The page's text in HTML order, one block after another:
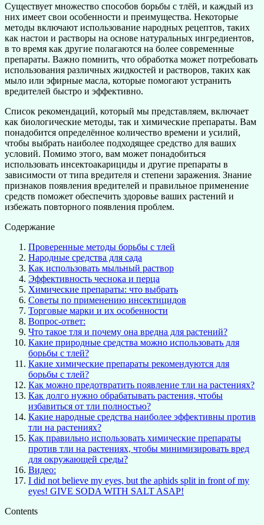
Существует множество способов борьбы с тлёй, и каждый из
них имеет свои особенности и преимущества. Некоторые
методы включают использование народных рецептов, таких
как настои и растворы на основе натуральных ингредиентов,
в то время как другие полагаются на более современные
препараты. Важно помнить, что обработка может потребовать
использования различных жидкостей и растворов, таких как
мыло или эфирные масла, которые помогают устранить
вредителей быстро и эффективно.
Список рекомендаций, который мы представляем, включает
как биологические методы, так и химические препараты. Вам
понадобится определённое количество времени и усилий,
чтобы выбрать наиболее подходящее средство для ваших
условий. Помимо этого, вам может понадобиться
использовать инсектоакарициды и другие препараты в
зависимости от типа вредителя и степени заражения. Знание
признаков появления вредителей и правильное применение
средств поможет обеспечить здоровье ваших растений и
избежать повторного появления проблем.
Содержание
Проверенные методы борьбы с тлей
Народные средства для сада
Как использовать мыльный раствор
Эффективность чеснока и перца
Химические препараты: что выбрать
Советы по применению инсектицидов
Торговые марки и их особенности
Вопрос-ответ:
Что такое тля и почему она вредна для растений?
Какие природные средства можно использовать для
борьбы с тлей?
Какие химические препараты рекомендуются для
борьбы с тлей?
Как можно предотвратить появление тли на растениях?
Как долго нужно обрабатывать растения, чтобы
избавиться от тли полностью?
Какие народные средства наиболее эффективны против
тли на растениях?
Как правильно использовать химические препараты
против тли на растениях, чтобы минимизировать вред
для окружающей среды?
Видео:
I did not believe my eyes, but the aphids split in front of my
eyes! GIVE SODA WITH SALT ASAP!
Contents